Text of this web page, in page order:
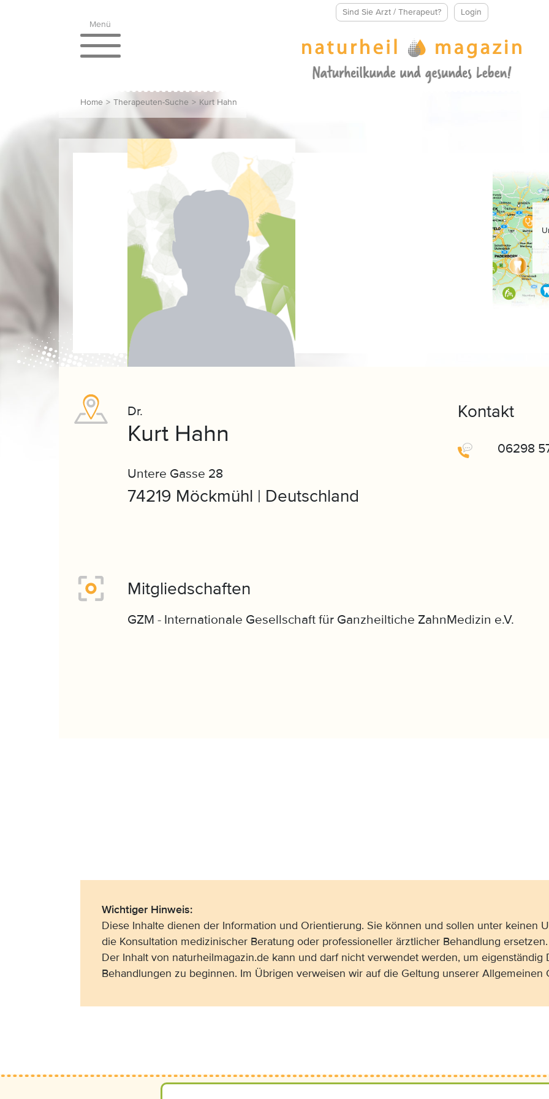
Sind Sie Arzt / Therapeut?
Login
Menü
Home > Therapeuten-Suche > Kurt Hahn
Dr.
Kurt Hahn
Untere Gasse 28
74219 Möckmühl | Deutschland
Kontakt
06298
Mitgliedschaften
GZM - Internationale Gesellschaft für Ganzheiltiche ZahnMedizin e.V.
Wichtiger Hinweis:
Diese Inhalte dienen der Information und Orientierung. Sie können und sollen unter keinen
die Konsultation medizinischer Beratung oder professioneller ärztlicher Behandlung ersetzen.
Der Inhalt von naturheilmagazin.de kann und darf nicht verwendet werden, um eigenständig
Behandlungen zu beginnen. Im Übrigen verweisen wir auf die Geltung unserer